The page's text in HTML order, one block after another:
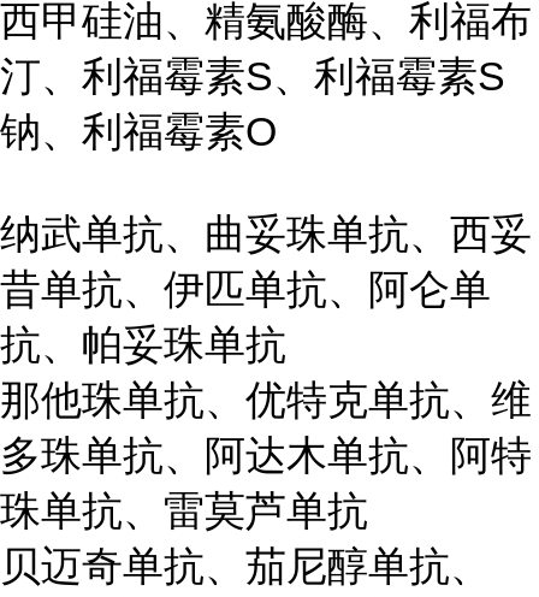
西甲硅油、精氨酸酶、利福布
汀、利福霉素S、利福霉素S
钠、利福霉素O
纳武单抗、曲妥珠单抗、西妥
昔单抗、伊匹单抗、阿仑单
抗、帕妥珠单抗
那他珠单抗、优特克单抗、维
多珠单抗、阿达木单抗、阿特
珠单抗、雷莫芦单抗
贝迈奇单抗、茄尼醇单抗、